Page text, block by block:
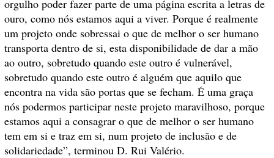
orgulho poder fazer parte de uma página escrita a letras de
ouro, como nós estamos aqui a viver. Porque é realmente
um projeto onde sobressai o que de melhor o ser humano
transporta dentro de si, esta disponibilidade de dar a mão
ao outro, sobretudo quando este outro é vulnerável,
sobretudo quando este outro é alguém que aquilo que
encontra na vida são portas que se fecham. É uma graça
nós podermos participar neste projeto maravilhoso, porque
estamos aqui a consagrar o que de melhor o ser humano
tem em si e traz em si, num projeto de inclusão e de
solidariedade”, terminou D. Rui Valério.